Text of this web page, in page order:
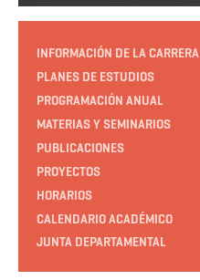
INFORMACIÓN DE LA CARRERA
PLANES DE ESTUDIOS
PROGRAMACIÓN ANUAL
MATERIAS Y SEMINARIOS
PUBLICACIONES
PROYECTOS
HORARIOS
CALENDARIO ACADÉMICO
JUNTA DEPARTAMENTAL